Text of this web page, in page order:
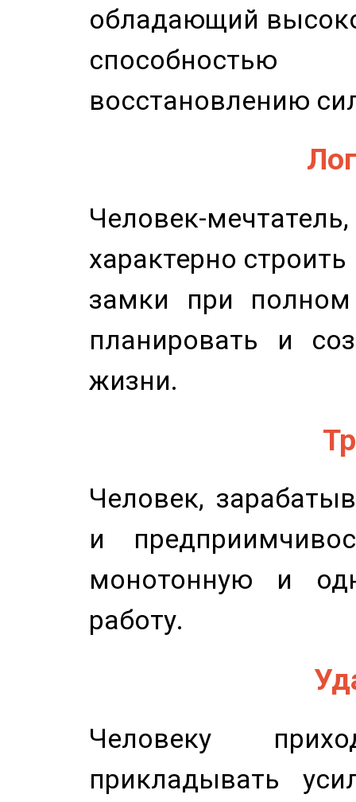
обладающий
восстановлению
Человек-
характерно
замки при полном
планировать и
жизни.
Человек,
и
монотонную и
работу.
Человеку
прикладывать